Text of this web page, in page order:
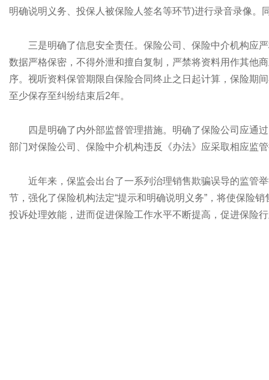
明确说明义务、投保人被保险人签名等环节)进行录音录像。
三是明确了信息安全责任。保险公司、保险中介机构应
数据严格保密，不得外泄和擅自复制，严禁将资料用作其他
序。视听资料保管期限自保险合同终止之日起计算，保险期
至少保存至纠纷结束后2年。
四是明确了内外部监督管理措施。明确了保险公司应通
部门对保险公司、保险中介机构违反《办法》应采取相应监
近年来，保监会出台了一系列治理销售欺骗误导的监管
节，强化了保险机构法定“提示和明确说明义务”，将使保险
投诉处理效能，进而促进保险工作水平不断提高，促进保险